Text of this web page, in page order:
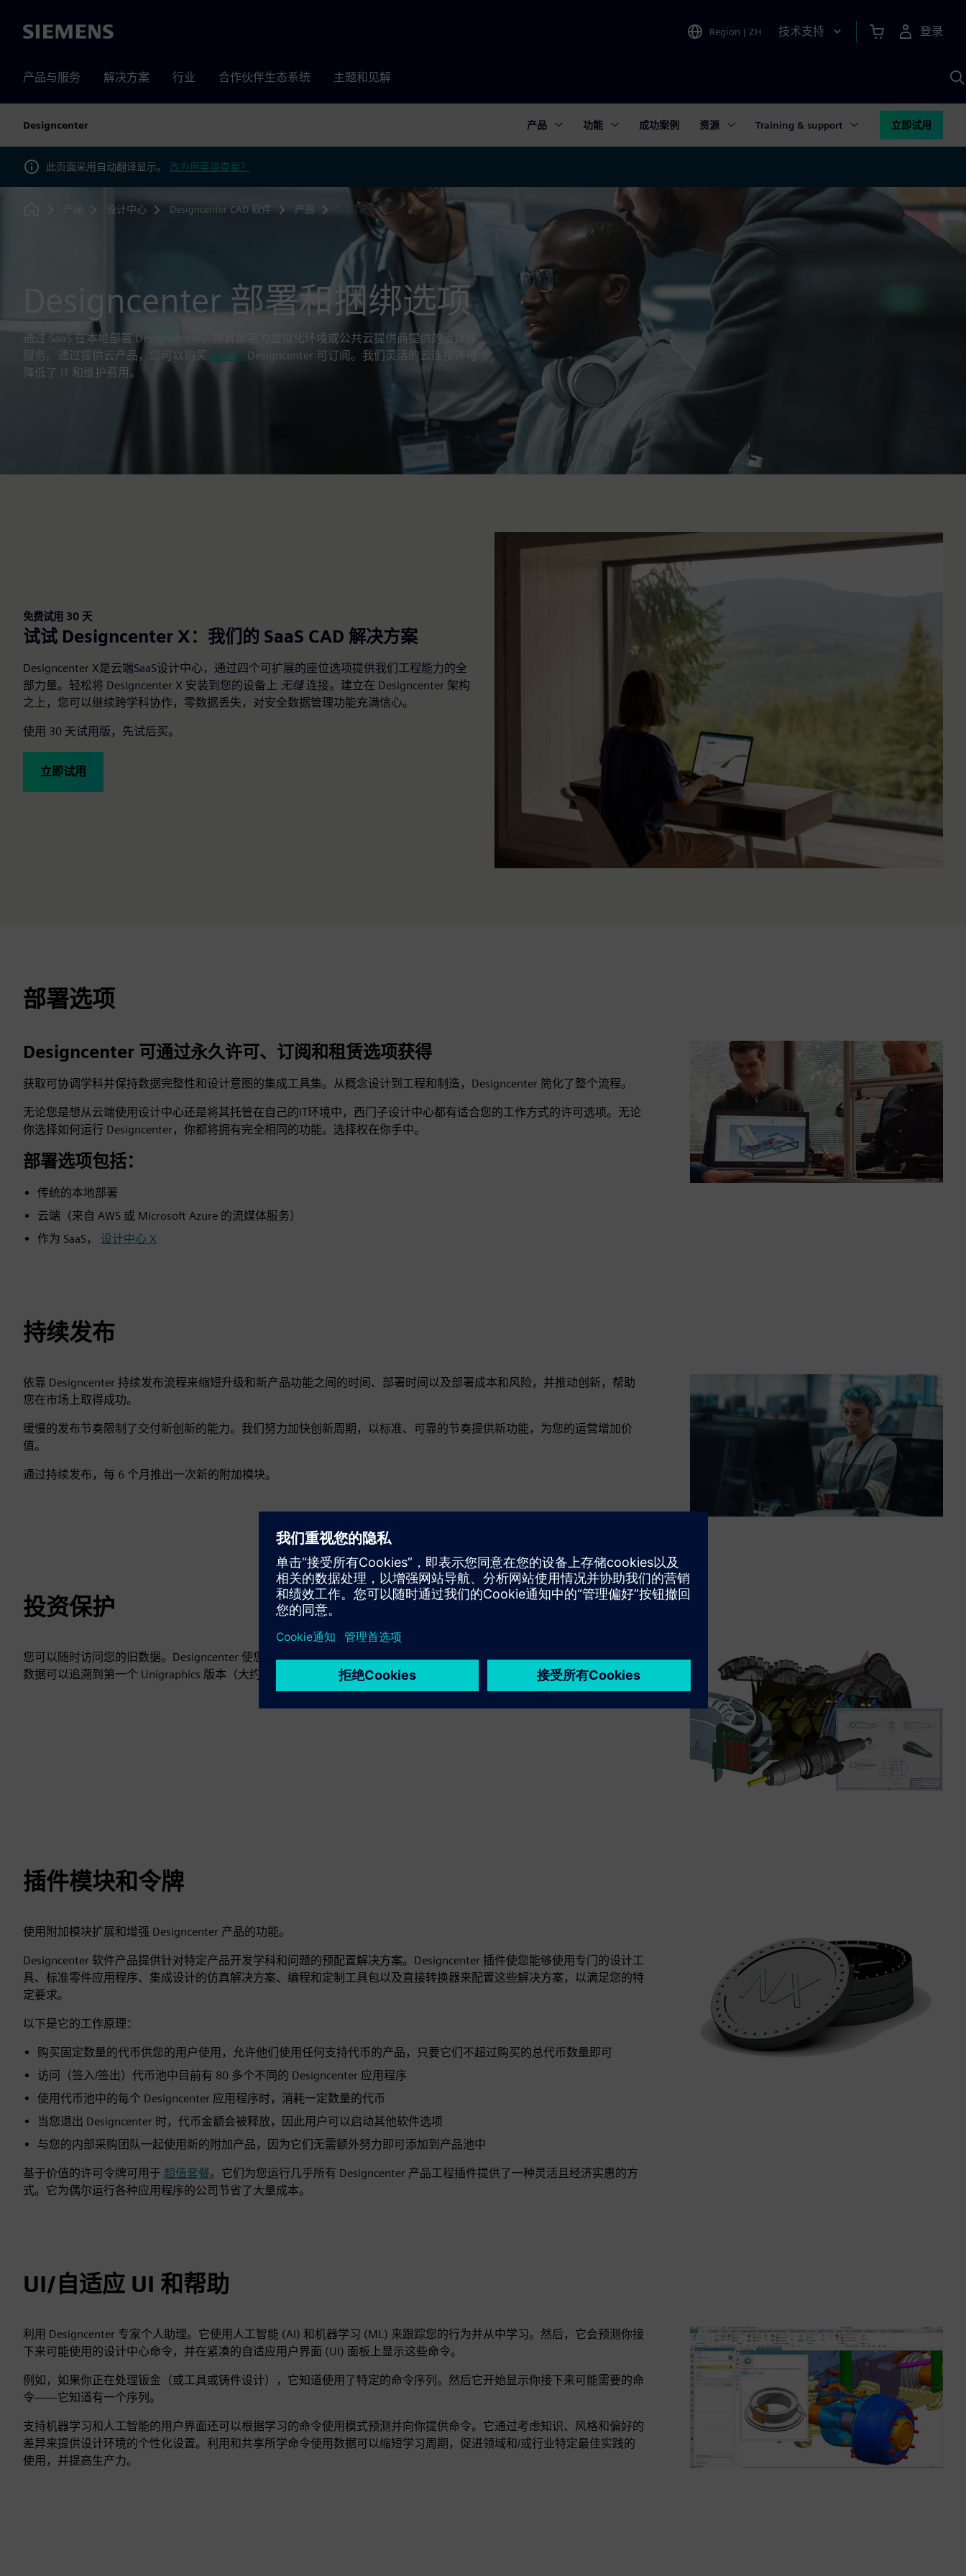
Siemens Region | ZH 技术支持 登录
产品与服务 解决方案 行业 合作伙伴生态系统 主题和见解
Designcenter 产品 功能 成功案例 资源 Training & support 立即试用
此页面采用自动翻译显示。 改为用英语查看？
产品 设计中心 Designcenter CAD 软件 产品 许可证选项
Designcenter 部署和捆绑选项
通过 SaaS 在本地部署 Designcenter，将其部署为虚拟化环境或公共云提供商提供的流媒体
服务。通过提供云产品，您可以购买 获奖的 Designcenter 可订阅。我们灵活的云连接许可
降低了 IT 和维护费用。
免费试用 30 天
试试 Designcenter X：我们的 SaaS CAD 解决方案
Designcenter X是云端SaaS设计中心，通过四个可扩展的座位选项提供我们工程能力的全
部力量。轻松将 Designcenter X 安装到您的设备上 无缝连接。建立在 Designcenter 架构
之上，您可以继续跨学科协作，零数据丢失，对安全数据管理功能充满信心。
使用 30 天试用版，先试后买。
立即试用
部署选项
Designcenter 可通过永久许可、订阅和租赁选项获得
获取可协调学科并保持数据完整性和设计意图的集成工具集。从概念设计到工程和制造，Designcenter 简化了整个流程。
无论您是想从云端使用设计中心还是将其托管在自己的IT环境中，西门子设计中心都有适合您的工作方式的许可选项。无论
你选择如何运行 Designcenter，你都将拥有完全相同的功能。选择权在你手中。
部署选项包括：
传统的本地部署
云端（来自 AWS 或 Microsoft Azure 的流媒体服务）
作为 SaaS， 设计中心 X
持续发布
依靠 Designcenter 持续发布流程来缩短升级和新产品功能之间的时间、部署时间以及部署成本和风险，并推动创新，帮助
您在市场上取得成功。
缓慢的发布节奏限制了交付新创新的能力。我们努力加快创新周期，以标准、可靠的节奏提供新功能，为您的运营增加价
值。
通过持续发布，每 6 个月推出一次新的附加模块。
投资保护
您可以随时访问您的旧数据。Designcenter 使您能够使用当前版本中先前的 Designcenter 和 Unigraphics 版本的数据，这些
数据可以追溯到第一个 Unigraphics 版本（大约 1984 年）。没有翻译。无需返工。
插件模块和令牌
使用附加模块扩展和增强 Designcenter 产品的功能。
Designcenter 软件产品提供针对特定产品开发学科和问题的预配置解决方案。Designcenter 插件使您能够使用专门的设计工
具、标准零件应用程序、集成设计的仿真解决方案、编程和定制工具包以及直接转换器来配置这些解决方案，以满足您的特
定要求。
以下是它的工作原理：
购买固定数量的代币供您的用户使用，允许他们使用任何支持代币的产品，只要它们不超过购买的总代币数量即可
访问（签入/签出）代币池中目前有 80 多个不同的 Designcenter 应用程序
使用代币池中的每个 Designcenter 应用程序时，消耗一定数量的代币
当您退出 Designcenter 时，代币金额会被释放，因此用户可以启动其他软件选项
与您的内部采购团队一起使用新的附加产品，因为它们无需额外努力即可添加到产品池中
基于价值的许可令牌可用于 超值套餐。它们为您运行几乎所有 Designcenter 产品工程插件提供了一种灵活且经济实惠的方
式。它为偶尔运行各种应用程序的公司节省了大量成本。
UI/自适应 UI 和帮助
利用 Designcenter 专家个人助理。它使用人工智能 (AI) 和机器学习 (ML) 来跟踪您的行为并从中学习。然后，它会预测你接
下来可能使用的设计中心命令，并在紧凑的自适应用户界面 (UI) 面板上显示这些命令。
例如，如果你正在处理钣金（或工具或铸件设计），它知道使用了特定的命令序列。然后它开始显示你接下来可能需要的命
令——它知道有一个序列。
支持机器学习和人工智能的用户界面还可以根据学习的命令使用模式预测并向你提供命令。它通过考虑知识、风格和偏好的
差异来提供设计环境的个性化设置。利用和共享所学命令使用数据可以缩短学习周期，促进领域和/或行业特定最佳实践的
使用，并提高生产力。